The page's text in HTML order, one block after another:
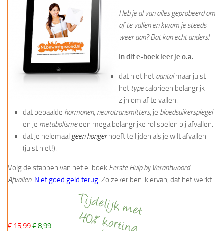
Heb je al van alles geprobeerd om
af te vallen en kwam je steeds
weer aan? Dat kan echt anders!
In dit e-boek leer je o.a.
dat niet het aantalmaar juist
het typecalorieën belangrijk
zijn om af te vallen.
dat bepaalde hormonen, neurotransmitters, je bloedsuikerspiegel
en je metabolismeeen mega belangrijke rol spelen bij afvallen.
dat je helemaal geen hongerhoeft te lijden als je wilt afvallen
(juist niet!).
Volg de stappen van het e-boek Eerste Hulp bij Verantwoord
Afvallen. Niet goed geld terug. Zo zeker ben ik ervan, dat het werkt.
€ 15,99€ 8,99